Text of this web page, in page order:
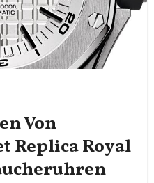
Von
Replica Royal